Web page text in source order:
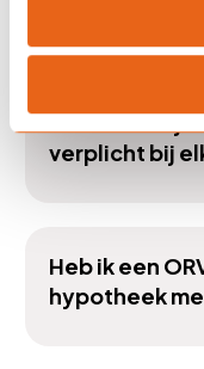
Is een
verplicht bij
Heb ik een
hypotheek